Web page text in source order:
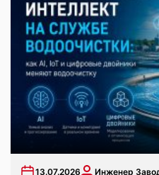
13.07.2026 Инженер